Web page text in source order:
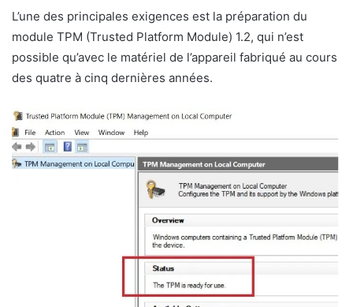
L’une des principales exigences est la préparation du
module TPM (Trusted Platform Module) 1.2, qui n’est
possible qu’avec le matériel de l’appareil fabriqué au cours
des quatre à cinq dernières années.